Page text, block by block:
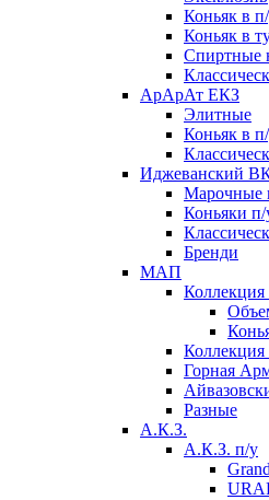
Коньяк в
Коньяк в
Спиртные
АрАрАт ЕКЗ
Элитные
Коньяк в
Иджеванский
Марочные
Коньяки п/
Бренди
МАП
Коллекция
Коллекция
Горная
Разные
А.К.З.
А.К.З. п/у